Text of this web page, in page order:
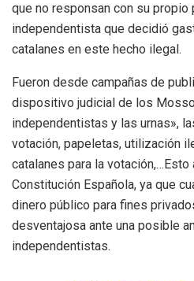
que no responsan con su propio
independentista que decidió
catalanes en este hecho ilegal.
Fueron desde campañas de
dispositivo judicial de los
independentistas y las urnas»,
votación, papeletas, utilización
catalanes para la
Constitución Española, ya que
dinero público para fines
desventajosa ante una posible
independentistas.